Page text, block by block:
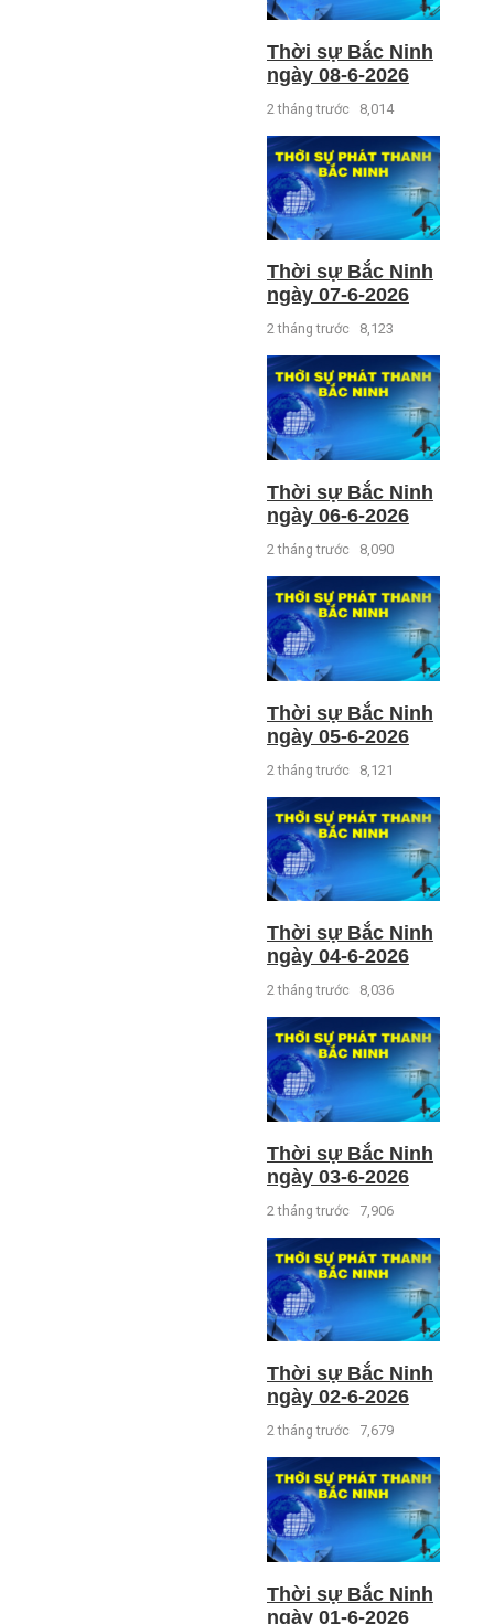
Thời sự Bắc Ninh
ngày 08-6-2026
2 tháng trước 8,014
Thời sự Bắc Ninh
ngày 07-6-2026
2 tháng trước 8,123
Thời sự Bắc Ninh
ngày 06-6-2026
2 tháng trước 8,090
Thời sự Bắc Ninh
ngày 05-6-2026
2 tháng trước 8,121
Thời sự Bắc Ninh
ngày 04-6-2026
2 tháng trước 8,036
Thời sự Bắc Ninh
ngày 03-6-2026
2 tháng trước 7,906
Thời sự Bắc Ninh
ngày 02-6-2026
2 tháng trước 7,679
Thời sự Bắc Ninh
ngày 01-6-2026